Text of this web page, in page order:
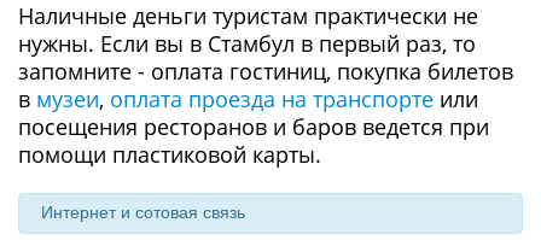
Наличные деньги туристам практически не
нужны. Если вы в Стамбул в первый раз, то
запомните - оплата гостиниц, покупка билетов
в музеи, оплата проезда на транспорте или
посещения ресторанов и баров ведется при
помощи пластиковой карты.
Интернет и сотовая связь